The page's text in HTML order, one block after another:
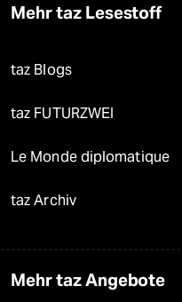
Mehr taz Lesestoff
taz Blogs
taz FUTURZWEI
Le Monde diplomatique
taz Archiv
Mehr taz Angebote